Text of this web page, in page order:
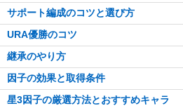
サポート編成のコツと選び方
URA優勝のコツ
継承のやり方
因子の効果と取得条件
星3因子の厳選方法とおすすめキャラ